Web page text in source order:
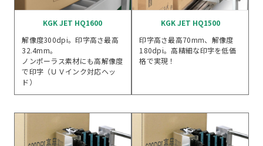
KGK JET HQ1600
解像度300dpi。印字高さ最高
32.4mm。
ノンポーラス素材にも高解像度
で印字（ＵＶインク対応ヘッ
ド）
KGK JET HQ1500
印字高さ最高70mm、解像度
180dpi。高精細な印字を低価
格で実現！